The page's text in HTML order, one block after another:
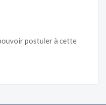
postuler à cette